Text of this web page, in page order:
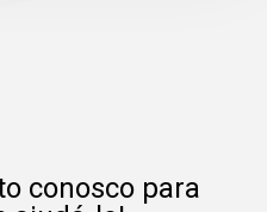
conosco para